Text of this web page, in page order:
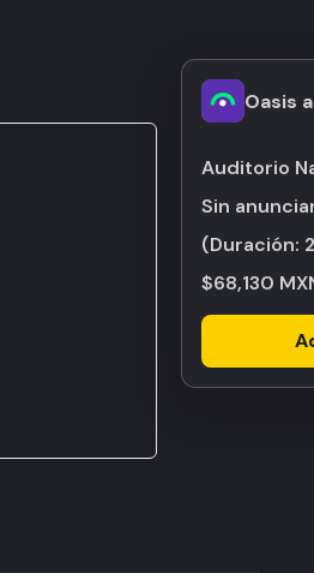
Oasis
Auditorio
Sin
(Duración:
$68,130